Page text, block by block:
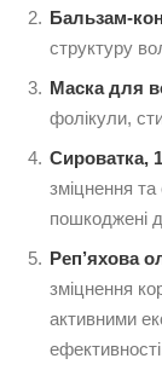
Бальзам-
структуру
Маска для
фолікули,
Сироватка,
зміцнення
пошкоджені
Реп’яхова
зміцнення
активними